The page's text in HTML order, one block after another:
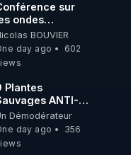
sur
ondes
Grégoire
Caustru et Bart de
BOUVIER
day ago
602
Plantes
ANTI-
ces
Démodérateur
day ago
356